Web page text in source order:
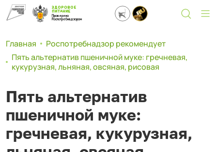
ЗДОРОВОЕ
ПИТАНИЕ
Проверено
Роспотребнадзором
Главная
Роспотребнадзор рекомендует
Пять альтернатив пшеничной муке: гречневая,
кукурузная, льняная, овсяная, рисовая
Пять альтернатив
пшеничной муке:
гречневая, кукурузная,